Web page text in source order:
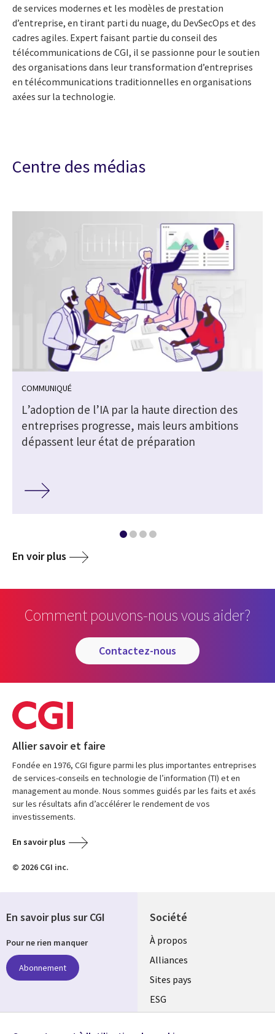
de services modernes et les modèles de prestation
d’entreprise, en tirant parti du nuage, du DevSecOps et des
cadres agiles. Expert faisant partie du conseil des
télécommunications de CGI, il se passionne pour le soutien
des organisations dans leur transformation d’entreprises
en télécommunications traditionnelles en organisations
axées sur la technologie.
Centre des médias
COMMUNIQUÉ
L’adoption de l’IA par la haute direction des
entreprises progresse, mais leurs ambitions
dépassent leur état de préparation
En voir plus
Comment pouvons-nous vous aider?
contactez-nous
Allier savoir et faire
Fondée en 1976, CGI figure parmi les plus importantes entreprises
de services-conseils en technologie de l’information (TI) et en
management au monde. Nous sommes guidés par les faits et axés
sur les résultats afin d’accélérer le rendement de vos
investissements.
En savoir plus
© 2026 CGI inc.
Société
À propos
Alliances
Sites pays
ESG
En savoir plus sur CGI
Pour ne rien manquer
Abonnement